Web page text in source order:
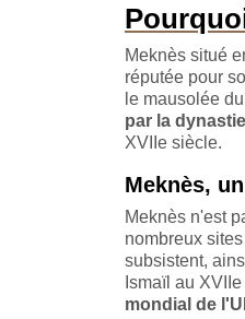
Meknès situé
réputée pour
le mausolée
par la
XVIIe siècle.
Meknès,
Meknès n'est
nombreux
subsistent,
Ismaïl au
mondial de